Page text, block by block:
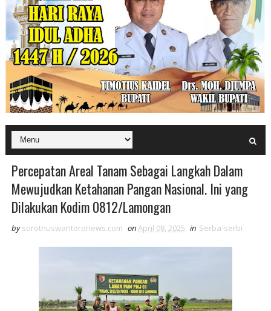
Percepatan Areal Tanam Sebagai Langkah Dalam
Mewujudkan Ketahanan Pangan Nasional. Ini yang
Dilakukan Kodim 0812/Lamongan
by sorotnuswantoronews.com onApril 08, 2025 in Serba-serbi